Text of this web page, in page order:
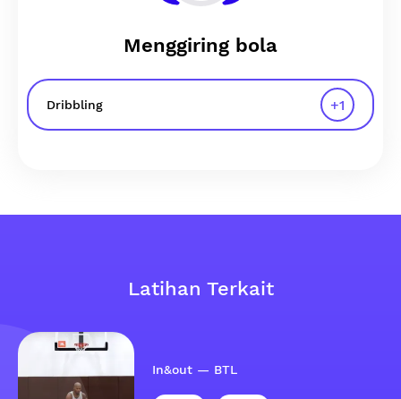
Menggiring bola
Dribbling +1
Latihan Terkait
In&out — BTL